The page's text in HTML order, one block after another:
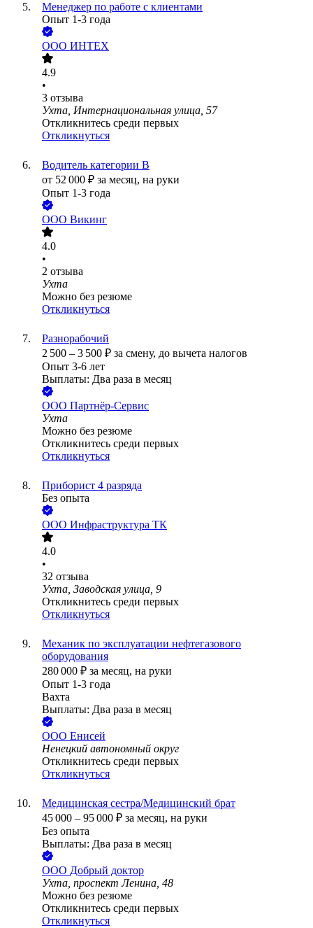
Менеджер по работе с клиентами
Опыт 1-3 года
ООО ИНТЕХ
4.9
•
3 отзыва
Ухта, Интернациональная улица, 57
Откликнитесь среди первых
Откликнуться
Водитель категории В
от 52 000 ₽ за месяц, на руки
Опыт 1-3 года
ООО Викинг
4.0
•
2 отзыва
Ухта
Можно без резюме
Откликнуться
Разнорабочий
2 500 – 3 500 ₽ за смену, до вычета налогов
Опыт 3-6 лет
Выплаты: Два раза в месяц
ООО Партнёр-Сервис
Ухта
Можно без резюме
Откликнитесь среди первых
Откликнуться
Приборист 4 разряда
Без опыта
ООО Инфраструктура ТК
4.0
•
32 отзыва
Ухта, Заводская улица, 9
Откликнитесь среди первых
Откликнуться
Механик по эксплуатации нефтегазового
оборудования
280 000 ₽ за месяц, на руки
Опыт 1-3 года
Вахта
Выплаты: Два раза в месяц
ООО Енисей
Ненецкий автономный округ
Откликнитесь среди первых
Откликнуться
Медицинская сестра/Медицинский брат
45 000 – 95 000 ₽ за месяц, на руки
Без опыта
Выплаты: Два раза в месяц
ООО Добрый доктор
Ухта, проспект Ленина, 48
Можно без резюме
Откликнитесь среди первых
Откликнуться